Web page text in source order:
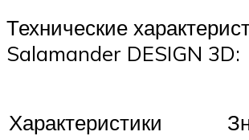
Технические
Salamander DESIGN 3D:
Характеристики